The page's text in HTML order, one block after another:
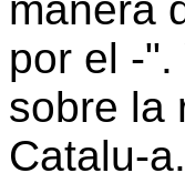
manera
por el -
sobre la
Catalu-